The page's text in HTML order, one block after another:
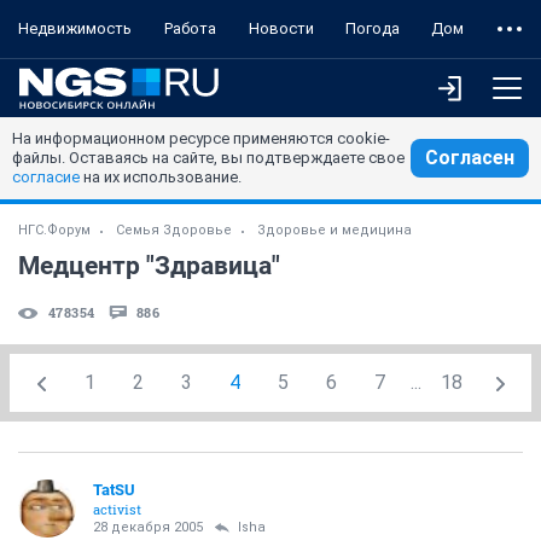
Недвижимость Работа Новости Погода Дом
На информационном ресурсе применяются cookie-
файлы. Оставаясь на сайте, вы подтверждаете свое
согласие на их использование.
Согласен
НГС.Форум Семья Здоровье Здоровье и медицина
Медцентр "Здравица"
478354 886
1 2 3 4 5 6 7 ... 18
TatSU
activist
28 декабря 2005 Isha